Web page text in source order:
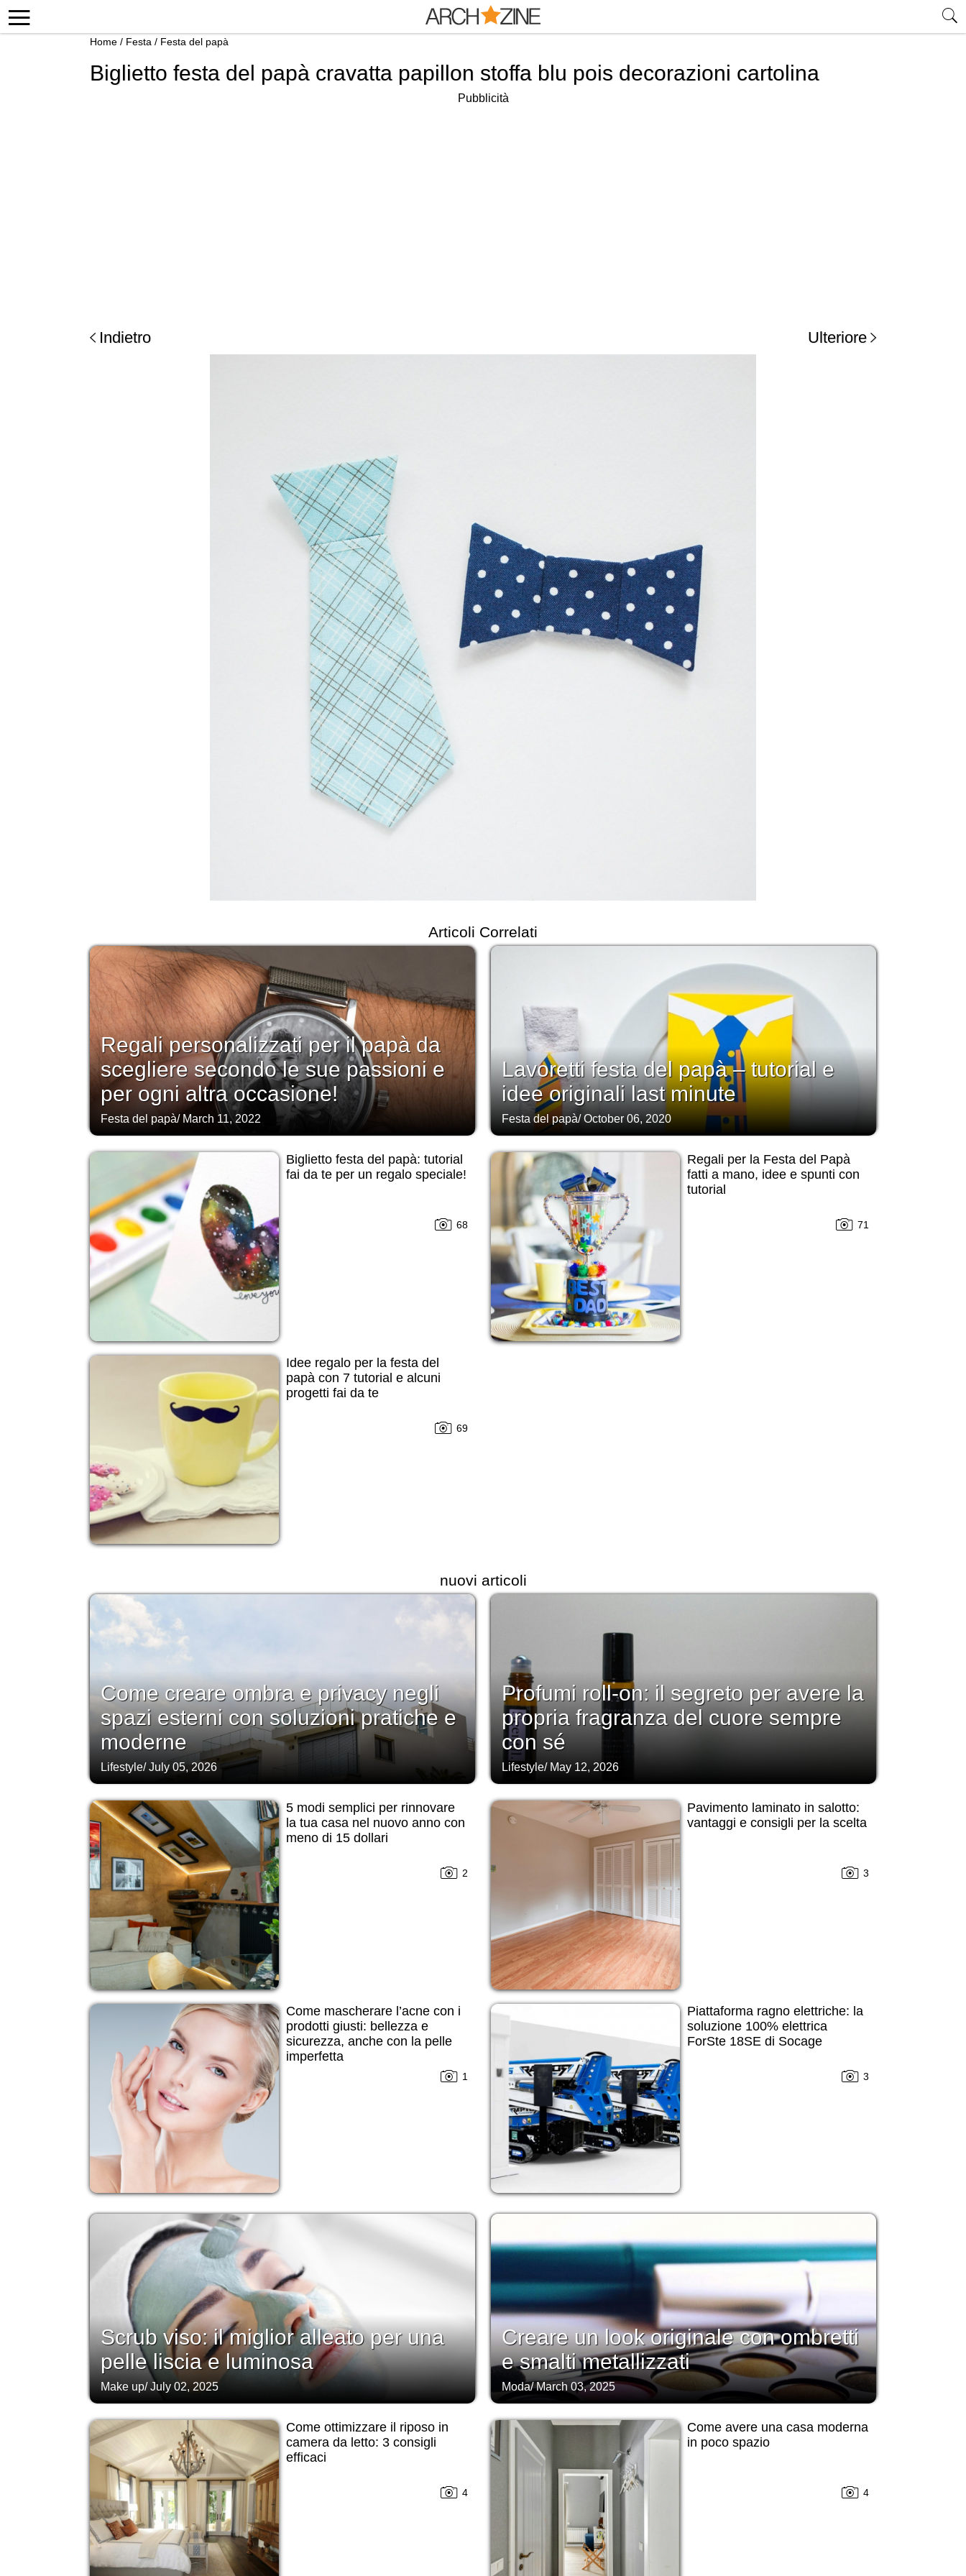
Home / Festa / Festa del papà
Biglietto festa del papà cravatta papillon stoffa blu pois decorazioni cartolina
Pubblicità
Indietro Ulteriore
Articoli Correlati
Regali personalizzati per il papà da
scegliere secondo le sue passioni e
per ogni altra occasione!
Festa del papà/ March 11, 2022
Lavoretti festa del papà – tutorial e
idee originali last minute
Festa del papà/October 06, 2020
Biglietto festa del papà: tutorial
fai da te per un regalo speciale!
68
Regali per la Festa del Papà
fatti a mano, idee e spunti con
tutorial
71
Idee regalo per la festa del
papà con 7 tutorial e alcuni
progetti fai da te
69
nuovi articoli
Come creare ombra e privacy negli
spazi esterni con soluzioni pratiche e
moderne
Lifestyle/July 05, 2026
Profumi roll-on: il segreto per avere la
propria fragranza del cuore sempre
con sé
Lifestyle/ May 12, 2026
5 modi semplici per rinnovare
la tua casa nel nuovo anno con
meno di 15 dollari
2
Pavimento laminato in salotto:
vantaggi e consigli per la scelta
3
Come mascherare l’acne con i
prodotti giusti: bellezza e
sicurezza, anche con la pelle
imperfetta
1
Piattaforma ragno elettriche: la
soluzione 100% elettrica
ForSte 18SE di Socage
3
Scrub viso: il miglior alleato per una
pelle liscia e luminosa
Make up/July 02, 2025
Creare un look originale con ombretti
e smalti metallizzati
Moda/March 03, 2025
Come ottimizzare il riposo in
camera da letto: 3 consigli
efficaci
4
Come avere una casa moderna
in poco spazio
4